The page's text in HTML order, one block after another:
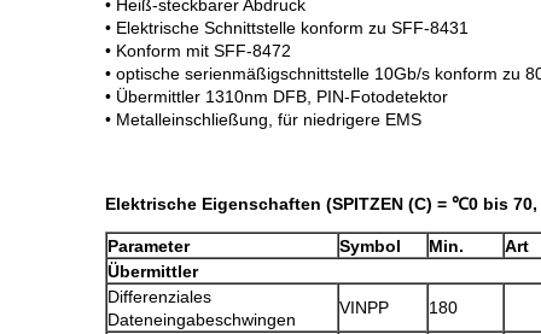
• Heiß-steckbarer Abdruck
• Elektrische Schnittstelle konform zu SFF-8431
• Konform mit SFF-8472
• optische serienmäßigschnittstelle 10Gb/s konform zu
• Übermittler 1310nm DFB, PIN-Fotodetektor
• Metalleinschließung, für niedrigere EMS
Elektrische Eigenschaften (SPITZEN (C) = ℃0 bis
Parameter Symbol Min.
Art
Übermittler
Differenziales
Dateneingabeschwingen
VINPP
180